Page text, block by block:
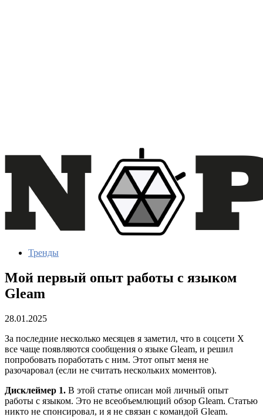
Тренды
Мой первый опыт работы с языком
Gleam
28.01.2025
За последние несколько месяцев я заметил, что в соцсети X
все чаще появляются сообщения о языке Gleam, и решил
попробовать поработать с ним. Этот опыт меня не
разочаровал (если не считать нескольких моментов).
Дисклеймер 1. В этой статье описан мой личный опыт
работы с языком. Это не всеобъемлющий обзор Gleam. Статью
никто не спонсировал, и я не связан с командой Gleam.